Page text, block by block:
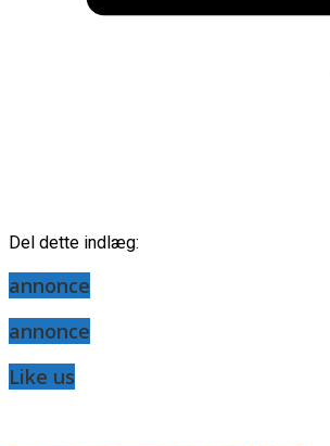
Del dette indlæg:
annonce
annonce
Like us